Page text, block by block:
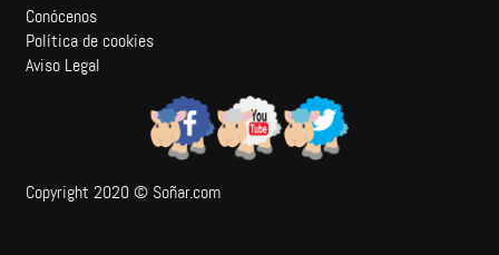
Conócenos
Política de cookies
Aviso Legal
Copyright 2020 © Soñar.com